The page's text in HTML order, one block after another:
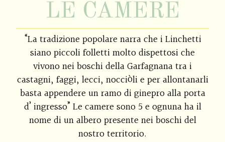
LE CAMERE
“La tradizione popolare narra che i Linchetti
siano piccoli folletti molto dispettosi che
vivono nei boschi della Garfagnana tra i
castagni, faggi, lecci, nocciòli e per allontanarli
basta appendere un ramo di ginepro alla porta
d’ ingresso” Le camere sono 5 e ognuna ha il
nome di un albero presente nei boschi del
nostro territorio.